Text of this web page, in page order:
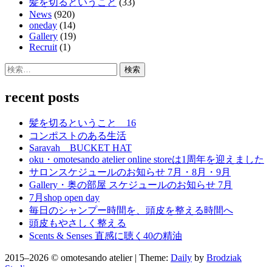
News (920)
oneday (14)
Gallery (19)
Recruit (1)
検
recent posts
髪を切るということ 16
コンポストのある生活
Saravah BUCKET HAT
oku・omotesando atelier online storeは1周年を迎えました
サロンスケジュールのお知らせ 7月・8月・9月
Gallery・奥の部屋 スケジュールのお知らせ 7月
7月shop open day
毎日のシャンプー時間を、頭皮を整える時間へ
頭皮もやさしく整える
Scents & Senses 直感に聴く40の精油
2015–2026 © omotesando atelier | Theme: Daily by Brodziak